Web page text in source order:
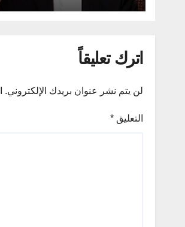
اترك تعليقاً
لن يتم نشر عنوان بريدك الإلكتروني.
التعليق *